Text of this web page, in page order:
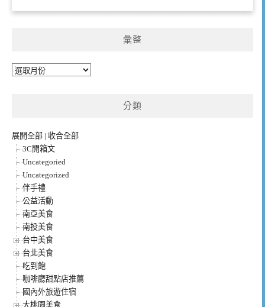
彙整
彙
分類
展開全部 | 收合全部
3C開箱文
Uncategoried
Uncategorized
伴手禮
公益活動
南亞美食
南投美食
台中美食
台北美食
吃到飽
咖啡廳甜點店推薦
國內外旅遊住宿
大桃園美食